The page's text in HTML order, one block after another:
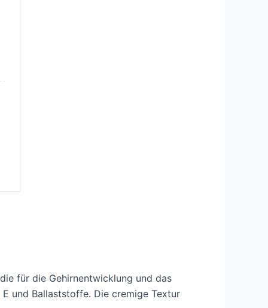
für die Gehirnentwicklung und das
und Ballaststoffe. Die cremige Textur